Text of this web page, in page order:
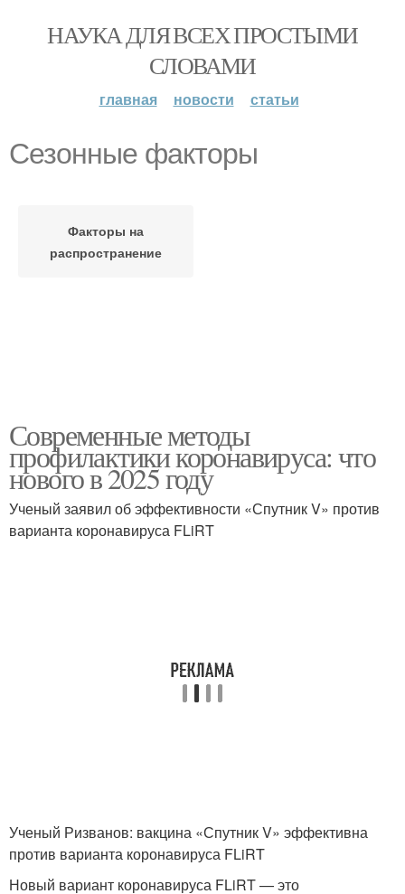
НАУКА ДЛЯ ВСЕХ ПРОСТЫМИ
СЛОВАМИ
главная новости статьи
Сезонные факторы
Факторы на
распространение
Современные методы
профилактики коронавируса: что
нового в 2025 году
Ученый заявил об эффективности «Спутник V» против
варианта коронавируса FLiRT
Ученый Ризванов: вакцина «Спутник V» эффективна
против варианта коронавируса FLiRT
Новый вариант коронавируса FLiRT — это